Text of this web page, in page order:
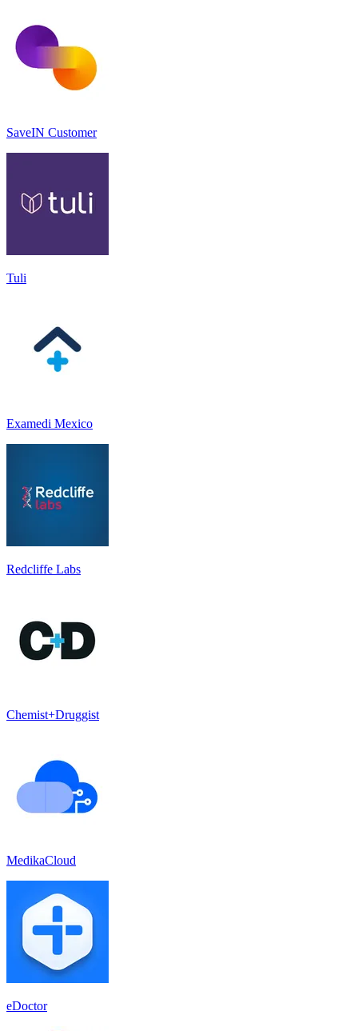
SaveIN Customer
Tuli
Examedi Mexico
Redcliffe Labs
Chemist+Druggist
MedikaCloud
eDoctor